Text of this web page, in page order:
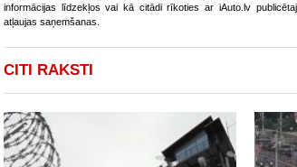
informācijas līdzekļos vai kā citādi rīkoties ar iAuto.lv
atļaujas saņemšanas.
CITI RAKSTI